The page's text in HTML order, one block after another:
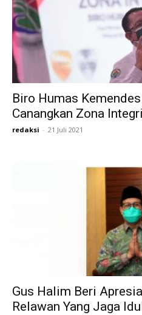
Biro Humas
Canangkan Zona
redaksi - 21 Juli 2021
Gus Halim Beri
Relawan Yang Jaga